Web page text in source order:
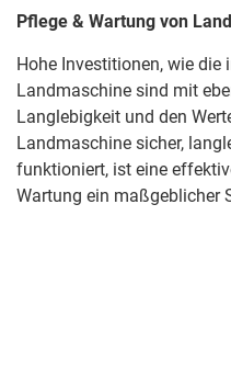
Pflege & Wartung von
Hohe Investitionen, wie die
Landmaschine sind mit
Langlebigkeit und den
Landmaschine sicher,
funktioniert, ist eine
Wartung ein maßgeblicher